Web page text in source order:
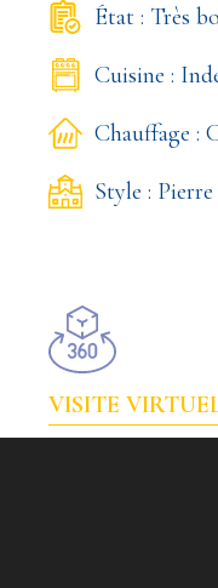
État : Très
Cuisine :
Chauffage :
Style : Pierre
VISITE